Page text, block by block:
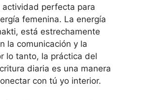
actividad perfecta para
femenina. La energía
está estrechamente
la comunicación y la
lo tanto, la práctica del
diaria es una manera
con tú yo interior.